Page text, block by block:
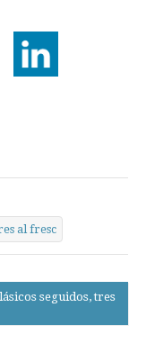
al fresc
seguidos, tres